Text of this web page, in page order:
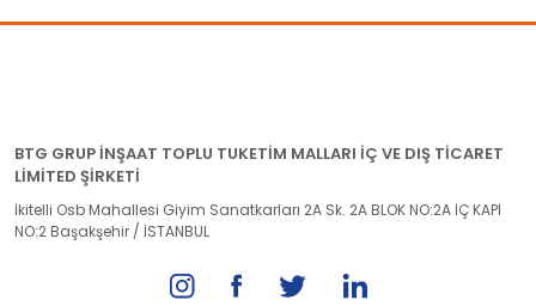
BTG GRUP İNŞAAT TOPLU TUKETİM MALLARI İÇ VE DIŞ TİCARET
LİMİTED ŞİRKETİ
İkitelli Osb Mahallesi Giyim Sanatkarları 2A Sk. 2A BLOK NO:2A İÇ KAPI
NO:2 Başakşehir / İSTANBUL